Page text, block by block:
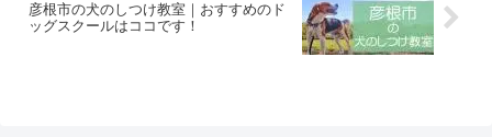
彦根市の犬のしつけ教室｜おすすめのド
ッグスクールはココです！